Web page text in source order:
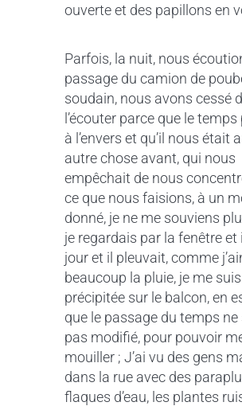
ouverte et des papillons en
Parfois, la nuit, nous
passage du camion de
soudain, nous avons cessé
l’écouter parce que le
à l’envers et qu’il nous était
autre chose avant, qui nous
empêchait de nous
ce que nous faisions, à un
donné, je ne me souviens
je regardais par la fenêtre
jour et il pleuvait, comme
beaucoup la pluie, je me suis
précipitée sur le balcon, en
que le passage du temps ne
pas modifié, pour pouvoir
mouiller ; J’ai vu des gens
dans la rue avec des
flaques d’eau, les plantes